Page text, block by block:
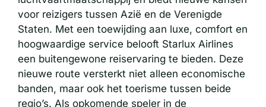
voor reizigers tussen Azië en de Verenigde
Staten. Met een toewijding aan luxe, comfort en
hoogwaardige service belooft Starlux Airlines
een buitengewone reiservaring te bieden. Deze
nieuwe route versterkt niet alleen economische
banden, maar ook het toerisme tussen beide
regio’s. Als opkomende speler in de